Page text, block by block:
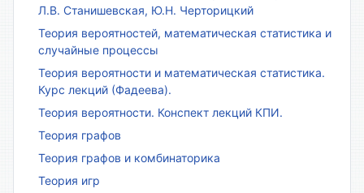
Л.В. Станишевская, Ю.Н. Черторицкий
Теория вероятностей, математическая статистика и
случайные процессы
Теория вероятности и математическая статистика.
Курс лекций (Фадеева).
Теория вероятности. Конспект лекций КПИ.
Теория графов
Теория графов и комбинаторика
Теория игр